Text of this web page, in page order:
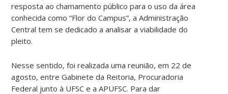
resposta ao chamamento público para o uso da área
conhecida como “Flor do Campus”, a Administração
Central tem se dedicado a analisar a viabilidade do
pleito.
Nesse sentido, foi realizada uma reunião, em 22 de
agosto, entre Gabinete da Reitoria, Procuradoria
Federal junto à UFSC e a APUFSC. Para dar